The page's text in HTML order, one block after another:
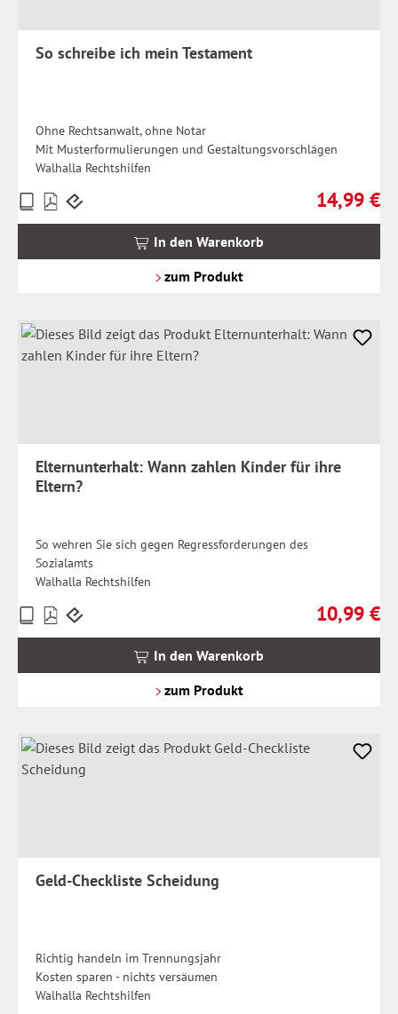
So schreibe ich mein Testament
Ohne Rechtsanwalt, ohne Notar
Mit Musterformulierungen und Gestaltungsvorschlägen
Walhalla Rechtshilfen
Regulärer
14,99 €
Preise
inkl.
In den Warenkorb
zum Produkt
Elternunterhalt: Wann zahlen Kinder für ihre
Eltern?
So wehren Sie sich gegen Regressforderungen des
Sozialamts
Walhalla Rechtshilfen
Regulärer
10,99 €
Preise
inkl.
In den Warenkorb
zum Produkt
Geld-Checkliste Scheidung
Richtig handeln im Trennungsjahr
Kosten sparen - nichts versäumen
Walhalla Rechtshilfen